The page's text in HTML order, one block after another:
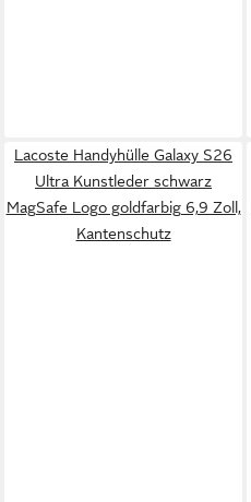
Lacoste Handyhülle Galaxy S26
Ultra Kunstleder schwarz
MagSafe Logo goldfarbig 6,9 Zoll,
Kantenschutz